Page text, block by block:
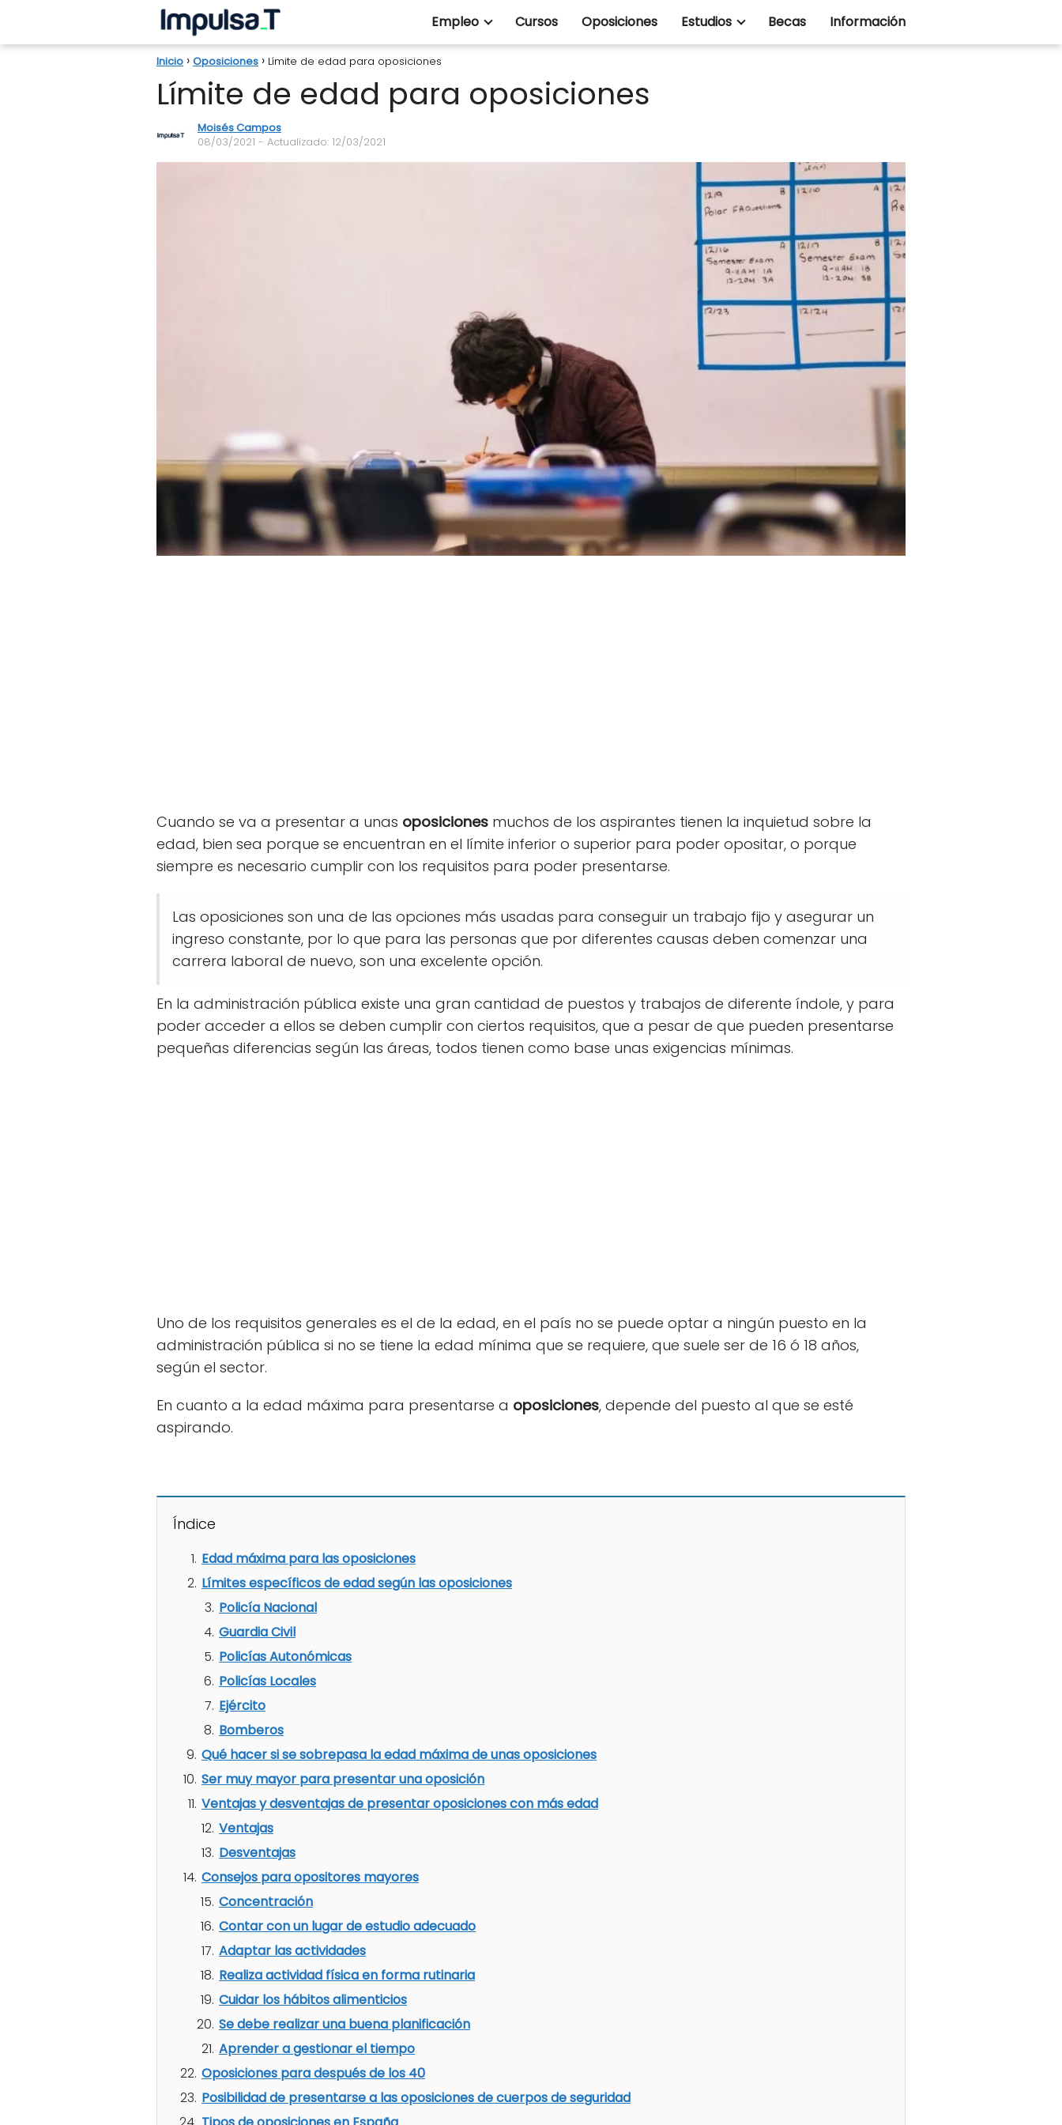
Empleo Cursos Oposiciones Estudios Becas Información
Inicio Oposiciones Límite de edad para oposiciones
Límite de edad para oposiciones
Moisés Campos
08/03/2021 - Actualizado: 12/03/2021
Cuando se va a presentar a unas oposiciones muchos de los aspirantes tienen la inquietud sobre la
edad, bien sea porque se encuentran en el límite inferior o superior para poder opositar, o porque
siempre es necesario cumplir con los requisitos para poder presentarse.
Las oposiciones son una de las opciones más usadas para conseguir un trabajo fijo y asegurar un
ingreso constante, por lo que para las personas que por diferentes causas deben comenzar una
carrera laboral de nuevo, son una excelente opción.
En la administración pública existe una gran cantidad de puestos y trabajos de diferente índole, y para
poder acceder a ellos se deben cumplir con ciertos requisitos, que a pesar de que pueden presentarse
pequeñas diferencias según las áreas, todos tienen como base unas exigencias mínimas.
Uno de los requisitos generales es el de la edad, en el país no se puede optar a ningún puesto en la
administración pública si no se tiene la edad mínima que se requiere, que suele ser de 16 ó 18 años,
según el sector.
En cuanto a la edad máxima para presentarse a oposiciones, depende del puesto al que se esté
aspirando.
Índice
Edad máxima para las oposiciones
Límites específicos de edad según las oposiciones
Policía Nacional
Guardia Civil
Policías Autonómicas
Policías Locales
Ejército
Bomberos
Qué hacer si se sobrepasa la edad máxima de unas oposiciones
Ser muy mayor para presentar una oposición
Ventajas y desventajas de presentar oposiciones con más edad
Ventajas
Desventajas
Consejos para opositores mayores
Concentración
Contar con un lugar de estudio adecuado
Adaptar las actividades
Realiza actividad física en forma rutinaria
Cuidar los hábitos alimenticios
Se debe realizar una buena planificación
Aprender a gestionar el tiempo
Oposiciones para después de los 40
Posibilidad de presentarse a las oposiciones de cuerpos de seguridad